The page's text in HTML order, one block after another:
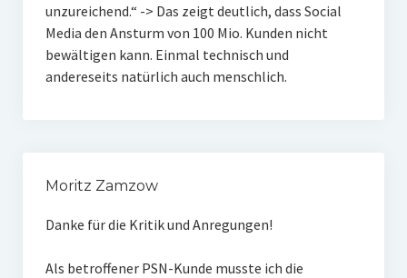
unzureichend.“ -> Das zeigt deutlich, dass Social
Media den Ansturm von 100 Mio. Kunden nicht
bewältigen kann. Einmal technisch und
andereseits natürlich auch menschlich.
Moritz Zamzow
Danke für die Kritik und Anregungen!
Als betroffener PSN-Kunde musste ich die